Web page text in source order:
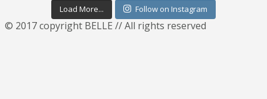
Load More... Follow on Instagram
© 2017 copyright BELLE // All rights reserved